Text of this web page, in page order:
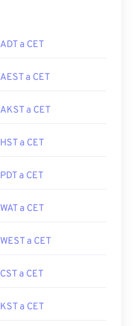
ADT a CET
AEST a CET
AKST a CET
HST a CET
PDT a CET
WAT a CET
WEST a CET
CST a CET
KST a CET